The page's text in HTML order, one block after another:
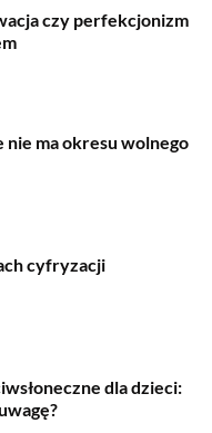
czy perfekcjonizm
ma okresu wolnego
cyfryzacji
dla dzieci: